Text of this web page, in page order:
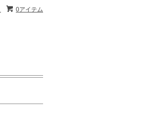
0アイテム